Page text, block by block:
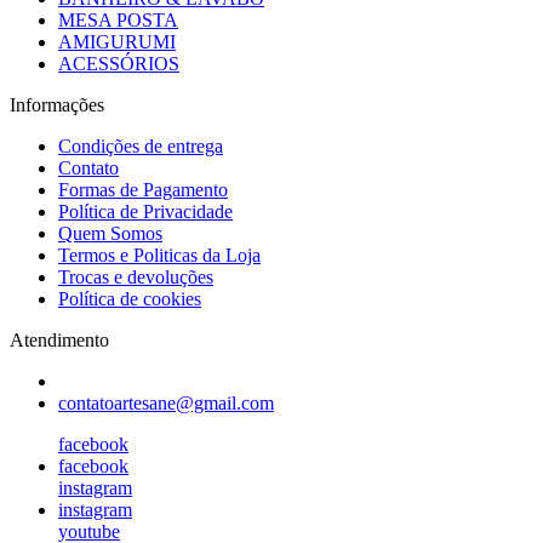
MESA POSTA
AMIGURUMI
ACESSÓRIOS
Informações
Condições de entrega
Contato
Formas de Pagamento
Política de Privacidade
Quem Somos
Termos e Politicas da Loja
Trocas e devoluções
Política de cookies
Atendimento
contatoartesane@gmail.com
facebook
facebook
instagram
instagram
youtube